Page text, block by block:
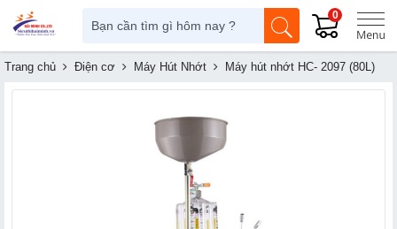
0
Trang chủ Điện cơ Máy Hút Nhớt Máy hút nhớt HC- 2097 (80L)